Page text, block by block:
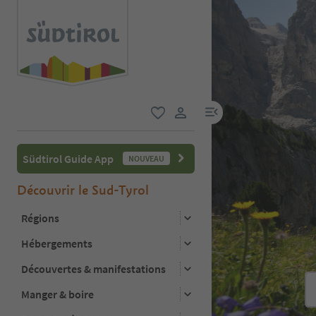
lien utilisateur
lien menu
Südtirol Guide App NOUVEAU
Découvrir le Sud-Tyrol
Régions
Hébergements
Découvertes & manifestations
Manger & boire